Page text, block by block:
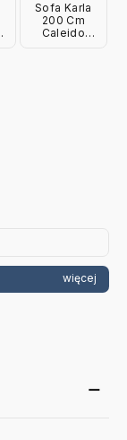
Sofa Karla
200 Cm
Caleido
więcej